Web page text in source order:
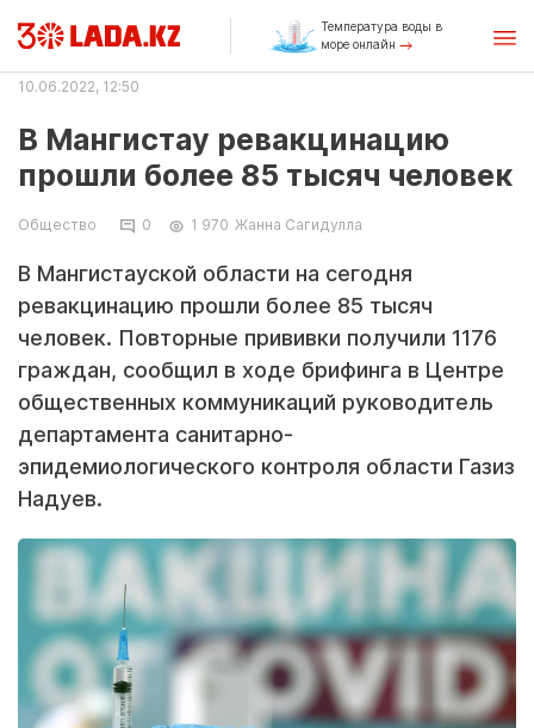
Температура воды в
море онлайн
10.06.2022, 12:50
В Мангистау ревакцинацию
прошли более 85 тысяч человек
Общество 0 1 970 Жанна Сагидулла
В Мангистауской области на сегодня
ревакцинацию прошли более 85 тысяч
человек. Повторные прививки получили 1176
граждан, сообщил в ходе брифинга в Центре
общественных коммуникаций руководитель
департамента санитарно-
эпидемиологического контроля области Газиз
Надуев.